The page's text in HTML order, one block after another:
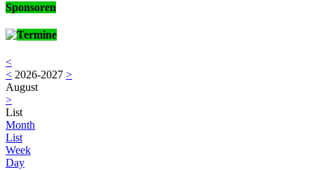
Sponsoren
Termine
<
< 2026-2027 >
August
>
List
Month
List
Week
Day